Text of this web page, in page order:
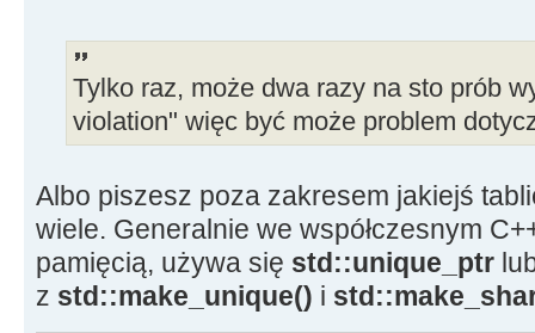
Tylko raz, może dwa razy na sto prób
violation" więc być może problem
Albo piszesz poza zakresem jakiejś
wiele. Generalnie we współczesnym
pamięcią, używa się std::unique_ptr
z std::make_unique() i